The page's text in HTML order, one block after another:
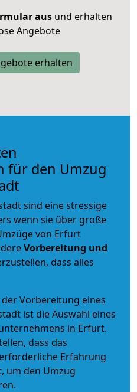
ausund erhalten
Angebote
erhalten
für den Umzug
sind eine stressige
wenn sie über große
von Erfurt
Vorbereitung und
dass alles
Vorbereitung eines
ist die Auswahl eines
in Erfurt.
dass das
Erfahrung
um den Umzug